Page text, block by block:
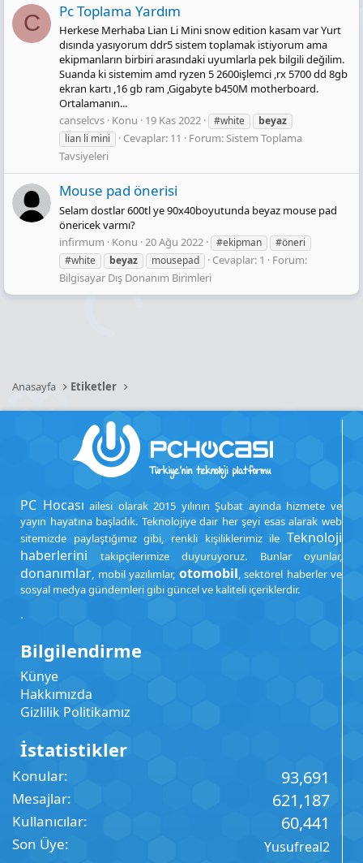
C Pc Toplama Yardım
Herkese Merhaba Lian Li Mini snow edition kasam var Yurt
dısında yasıyorum ddr5 sistem toplamak istiyorum ama
ekipmanların birbiri arasındaki uyumlarla pek bilgili değilim.
Suanda ki sistemim amd ryzen 5 2600işlemci ,rx 5700 dd 8gb
ekran kartı ,16 gb ram ,Gigabyte b450M motherboard.
Ortalamanın...
canselcvs Konu 19 Kas 2022 #white
beyaz
lian li mini
Cevaplar: 11 Forum:Sistem Toplama
Tavsiyeleri
Mouse pad önerisi
Selam dostlar 600tl ye 90x40boyutunda beyaz mouse pad
önericek varmı?
infirmum
Konu 20 Ağu 2022 #ekipman
#öneri
#white
beyaz mousepad Cevaplar: 1
Forum:
Bilgisayar Dış Donanım Birimleri
Anasayfa Etiketler
PC Hocası ailesi olarak 2015 yılının Şubat ayında hizmete ve
yayın hayatına başladık. Teknolojiye dair her şeyi esas alarak web
sitemizde paylaştığımız gibi, renkli kişiliklerimiz ile Teknoloji
haberlerini takipçilerimize duyuruyoruz. Bunlar oyunlar,
donanımlar, mobil yazılımlar, otomobil, sektörel haberler ve
sosyal medya gündemleri gibi güncel ve kaliteli içeriklerdir.
.
Bilgilendirme
Künye
Hakkımızda
Gizlilik Politikamız
İstatistikler
Konular 93,691
Mesajlar 621,187
Kullanıcılar 60,441
Son Üye Yusufreal2